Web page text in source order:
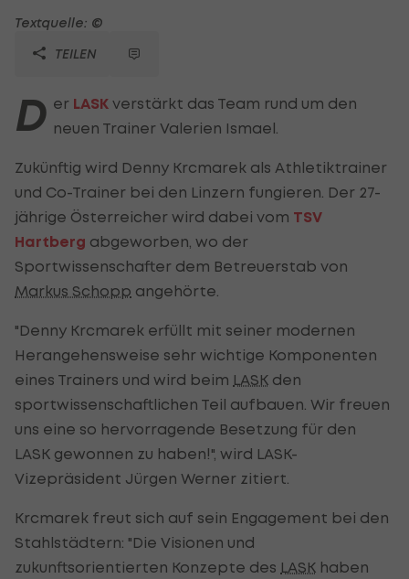
Textquelle: ©
TEILEN
D er LASK verstärkt das Team rund um den
neuen Trainer Valerien Ismael.
Zukünftig wird Denny Krcmarek als Athletiktrainer
und Co-Trainer bei den Linzern fungieren. Der 27-
jährige Österreicher wird dabei vom TSV
Hartberg abgeworben, wo der
Sportwissenschafter dem Betreuerstab von
Markus Schopp angehörte.
"Denny Krcmarek erfüllt mit seiner modernen
Herangehensweise sehr wichtige Komponenten
eines Trainers und wird beim LASK den
sportwissenschaftlichen Teil aufbauen. Wir freuen
uns eine so hervorragende Besetzung für den
LASK gewonnen zu haben!", wird LASK-
Vizepräsident Jürgen Werner zitiert.
Krcmarek freut sich auf sein Engagement bei den
Stahlstädtern: "Die Visionen und
zukunftsorientierten Konzepte des LASK haben